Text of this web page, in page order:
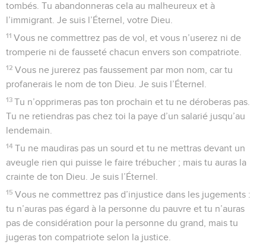
tombés. Tu abandonneras cela au malheureux et à
l’immigrant. Je suis l’Éternel, votre Dieu.
11 Vous ne commettrez pas de vol, et vous n’userez ni de
tromperie ni de fausseté chacun envers son compatriote.
12 Vous ne jurerez pas faussement par mon nom, car tu
profanerais le nom de ton Dieu. Je suis l’Éternel.
13 Tu n’opprimeras pas ton prochain et tu ne déroberas pas.
Tu ne retiendras pas chez toi la paye d’un salarié jusqu’au
lendemain.
14 Tu ne maudiras pas un sourd et tu ne mettras devant un
aveugle rien qui puisse le faire trébucher ; mais tu auras la
crainte de ton Dieu. Je suis l’Éternel.
15 Vous ne commettrez pas d’injustice dans les jugements :
tu n’auras pas égard à la personne du pauvre et tu n’auras
pas de considération pour la personne du grand, mais tu
jugeras ton compatriote selon la justice.